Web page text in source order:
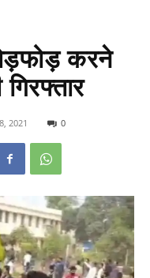
करने
2021 0